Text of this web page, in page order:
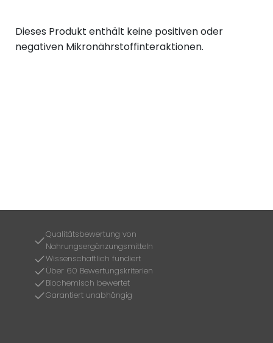
Dieses Produkt enthält keine positiven oder
negativen Mikronährstoffinteraktionen.
Qualitätsbewertung von
Nahrungsergänzungsmitteln
Wissenschaftlich fundiert
Über 60 Bewertungskriterien
Biochemisch bewertet
Garantiert unabhängig